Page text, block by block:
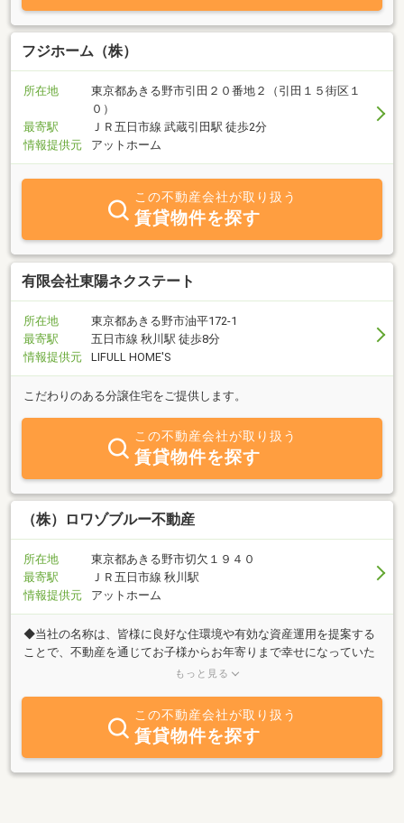
フジホーム（株）
所在地
東京都あきる野市引田２０番地２（引田１５街区１
０）
最寄駅
ＪＲ五日市線 武蔵引田駅 徒歩2分
情報提供元
アットホーム
この不動産会社が取り扱う
賃貸物件を探す
有限会社東陽ネクステート
所在地
東京都あきる野市油平172-1
最寄駅
五日市線 秋川駅 徒歩8分
情報提供元
LIFULL HOME'S
こだわりのある分譲住宅をご提供します。
この不動産会社が取り扱う
賃貸物件を探す
（株）ロワゾブルー不動産
所在地
東京都あきる野市切欠１９４０
最寄駅
ＪＲ五日市線 秋川駅
情報提供元
アットホーム
◆当社の名称は、皆様に良好な住環境や有効な資産運用を提案する
ことで、不動産を通じてお子様からお年寄りまで幸せになっていた
だけるよう『幸せの青い鳥』の意味合いから名付けたものです。
であると考えております。◆当社は、江戸末期に建てられた養蚕農
家住宅の一部に事務所を構える不動産会社です。事業用地等の資産
運用や農地に関することなど、土地・建物の様々な不動産に関する
幅広い知識と経験を有しております。 不動産の売買・仲介・管理
のご相談は、お気軽にお申し付けください。◆当社は、ホタルやカ
もっと見る
この不動産会社が取り扱う
賃貸物件を探す